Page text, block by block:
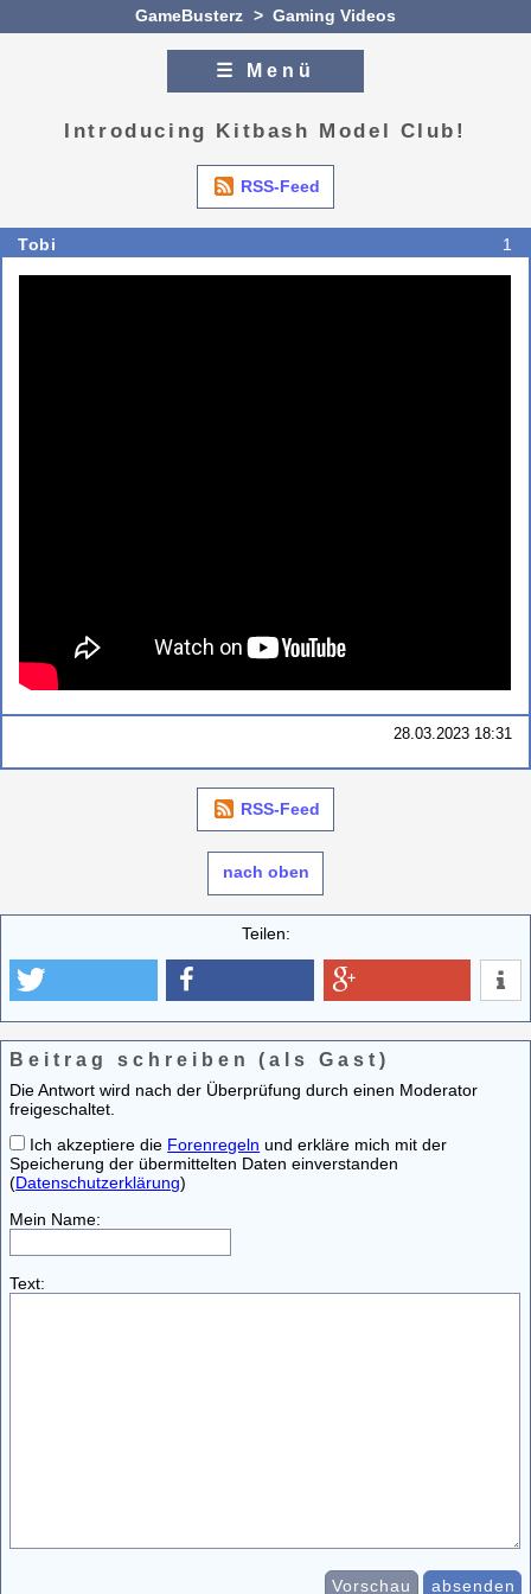
GameBusterz > Gaming Videos
☰ Menü
Zur NavigationIntroducing Kitbash Model Club!
RSS-Feed
1
Tobi
28.03.2023 18:31
RSS-Feed
nach oben
Teilen:
Beitrag schreiben (als Gast)
Die Antwort wird nach der Überprüfung durch einen Moderator
freigeschaltet.
Ich akzeptiere die Forenregeln und erkläre mich mit der
Speicherung der übermittelten Daten einverstanden
(Datenschutzerklärung)
Mein Name:
Text:
Vorschau absenden